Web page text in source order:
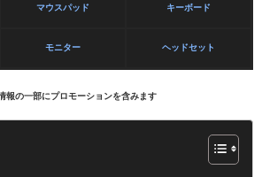
マウスパッド キーボード
モニター ヘッドセット
報の一部にプロモーションを含みます